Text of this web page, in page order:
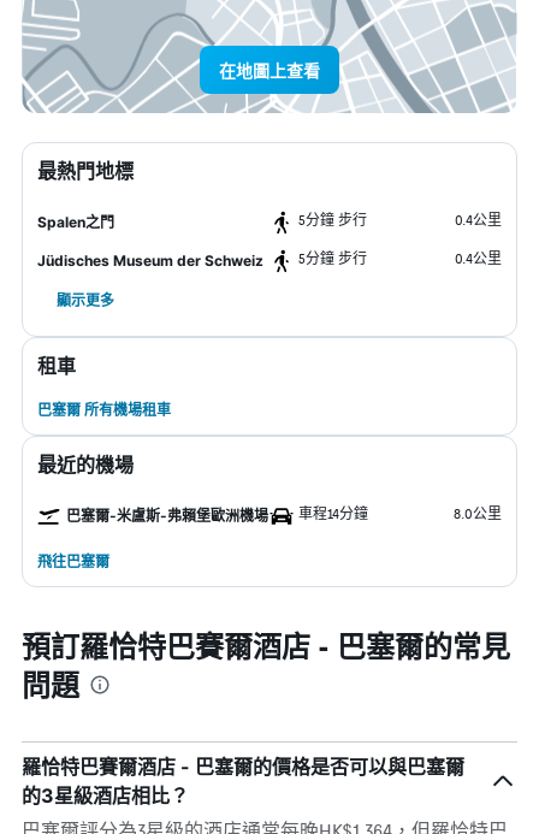
在地圖上查看
最熱門地標
Spalen之門 5分鐘 步行 0.4公里
Jüdisches Museum der Schweiz 5分鐘 步行 0.4公里
顯示更多
租車
巴塞爾 所有機場租車
最近的機場
巴塞爾-米盧斯-弗賴堡歐洲機場 車程14分鐘 8.0公里
飛往巴塞爾
預訂羅恰特巴賽爾酒店 - 巴塞爾的常見
問題
羅恰特巴賽爾酒店 - 巴塞爾的價格是否可以與巴塞爾
的3星級酒店相比？